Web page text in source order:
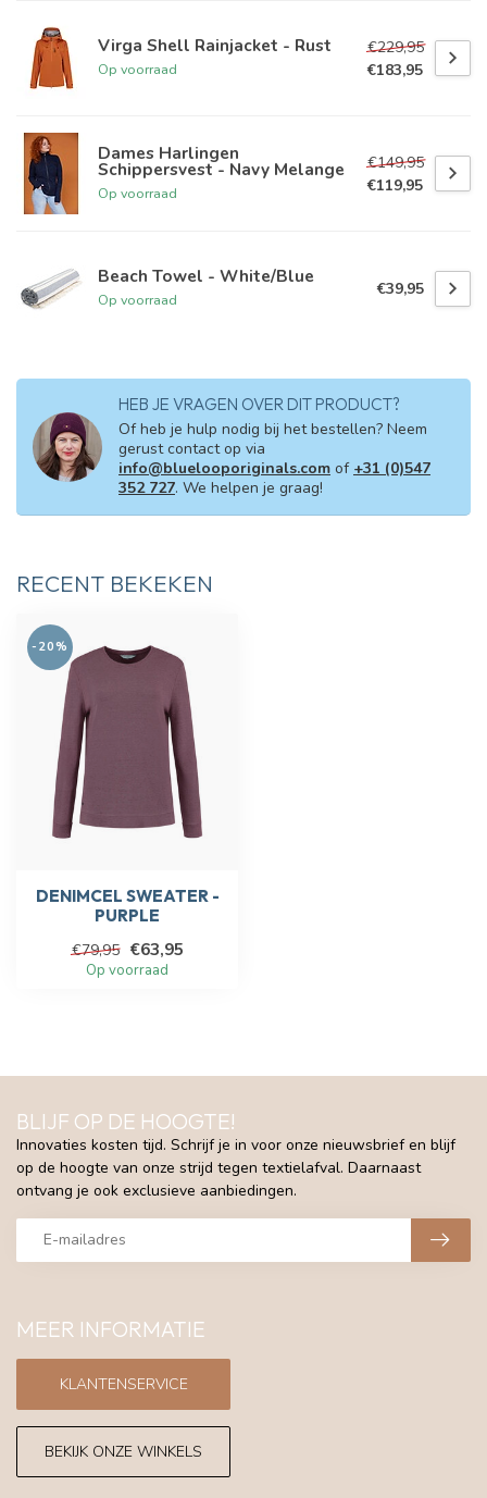
Virga Shell Rainjacket - Rust
Op voorraad
€229,95
€183,95
Dames Harlingen
Schippersvest - Navy Melange
Op voorraad
€149,95
€119,95
Beach Towel - White/Blue
Op voorraad
€39,95
HEB JE VRAGEN OVER DIT PRODUCT?
Of heb je hulp nodig bij het bestellen? Neem
gerust contact op via
info@bluelooporiginals.com of +31 (0)547
352 727. We helpen je graag!
RECENT BEKEKEN
-20%
DENIMCEL SWEATER -
PURPLE
€79,95 €63,95
Op voorraad
MEER INFORMATIE
KLANTENSERVICE
BEKIJK ONZE WINKELS
BLIJF OP DE HOOGTE!
Innovaties kosten tijd. Schrijf je in voor onze nieuwsbrief en blijf
op de hoogte van onze strijd tegen textielafval. Daarnaast
ontvang je ook exclusieve aanbiedingen.